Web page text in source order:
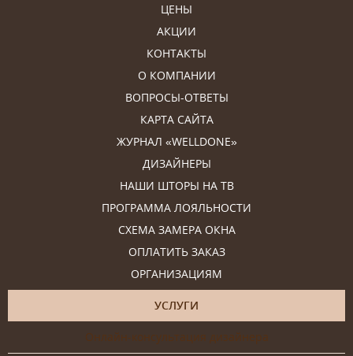
ЦЕНЫ
АКЦИИ
КОНТАКТЫ
О КОМПАНИИ
ВОПРОСЫ-ОТВЕТЫ
КАРТА САЙТА
ЖУРНАЛ «WELLDONE»
ДИЗАЙНЕРЫ
НАШИ ШТОРЫ НА ТВ
ПРОГРАММА ЛОЯЛЬНОСТИ
СХЕМА ЗАМЕРА ОКНА
ОПЛАТИТЬ ЗАКАЗ
ОРГАНИЗАЦИЯМ
УСЛУГИ
Онлайн-консультация дизайнера